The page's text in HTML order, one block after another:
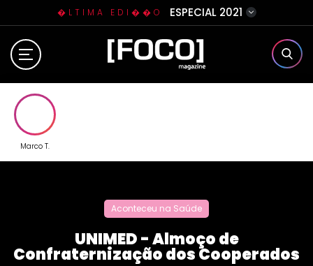
�LTIMA EDI��O ESPECIAL 2021
Home
Contato
Marco T.
Aconteceu na Saúde
UNIMED - Almoço de
Confraternização dos Cooperados